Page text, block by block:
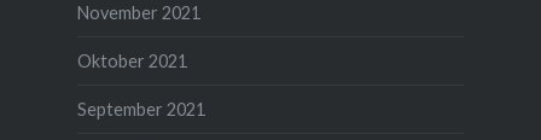
November 2021
Oktober 2021
September 2021